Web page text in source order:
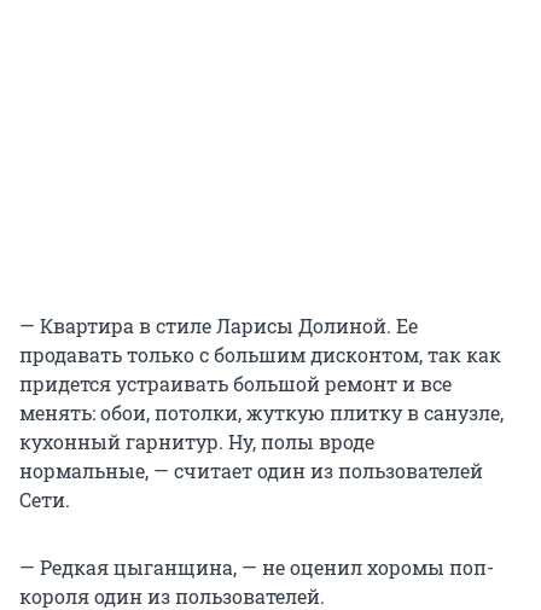
— Квартира в стиле Ларисы Долиной. Ее
продавать только с большим дисконтом, так как
придется устраивать большой ремонт и все
менять: обои, потолки, жуткую плитку в санузле,
кухонный гарнитур. Ну, полы вроде
нормальные, — считает один из пользователей
Сети.
— Редкая цыганщина, — не оценил хоромы поп-
короля один из пользователей.